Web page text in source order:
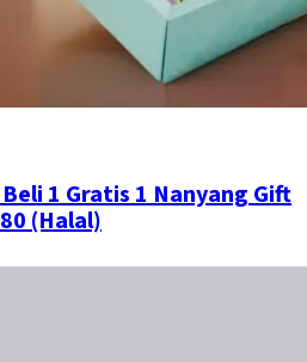
1 Gratis 1 Nanyang Gift
(Halal)